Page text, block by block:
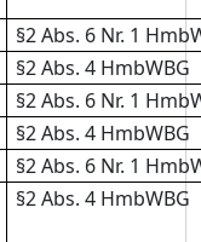
§2 Abs. 6 Nr. 1
§2 Abs. 4 HmbWBG
§2 Abs. 6 Nr. 1
§2 Abs. 4 HmbWBG
§2 Abs. 6 Nr. 1
§2 Abs. 4 HmbWBG